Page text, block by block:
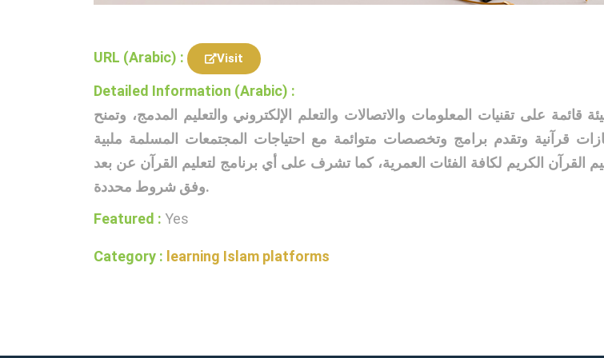
URL (Arabic) : Visit
Detailed Information (Arabic) :
قائمة على تقنيات المعلومات والاتصالات والتعلم الإلكتروني والتعليم المدمج، وتمنح
قرآنية وتقدم برامج وتخصصات متوائمة مع احتياجات المجتمعات المسلمة ملبية
القرآن الكريم لكافة الفئات العمرية، كما تشرف على أي برنامج لتعليم القرآن عن بعد
وفق شروط محددة.
Featured : Yes
Category : learning Islam platforms